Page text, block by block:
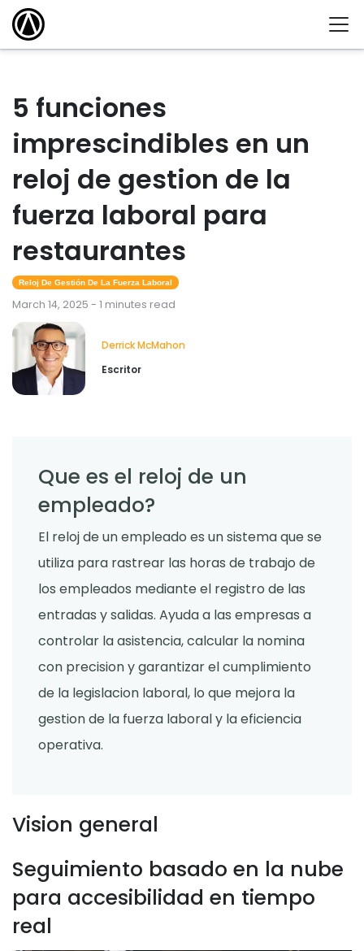
5 funciones
imprescindibles en un
reloj de gestion de la
fuerza laboral para
restaurantes
Reloj De Gestión De La Fuerza Laboral
March 14, 2025 - 1 minutes read
Derrick McMahon
Escritor
Que es el reloj de un
empleado?
El reloj de un empleado es un sistema que se
utiliza para rastrear las horas de trabajo de
los empleados mediante el registro de las
entradas y salidas. Ayuda a las empresas a
controlar la asistencia, calcular la nomina
con precision y garantizar el cumplimiento
de la legislacion laboral, lo que mejora la
gestion de la fuerza laboral y la eficiencia
operativa.
Vision general
Seguimiento basado en la nube
para accesibilidad en tiempo
real